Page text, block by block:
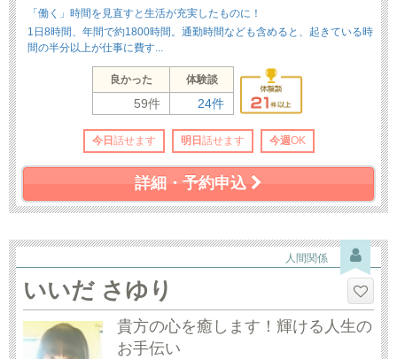
「働く」時間を見直すと生活が充実したものに！
1日8時間、年間で約1800時間。通勤時間なども含めると、起きている時
間の半分以上が仕事に費す...
良かった 体験談
59件 24件
今日 話せます 明日 話せます 今週OK
詳細・予約申込
人間関係
いいだ さゆり
貴方の心を癒します！輝ける人生の
お手伝い